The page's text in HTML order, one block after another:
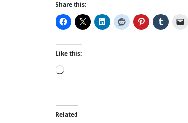
Share this:
Like this:
L
d
i
Related